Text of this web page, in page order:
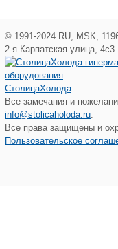
© 1991-2024 RU MSK
2-я Карпатская улица, 4с3
СтолицаХолода
Все замечания и
info@stolicaholoda.ru
Все права защищены и
Пользовательское